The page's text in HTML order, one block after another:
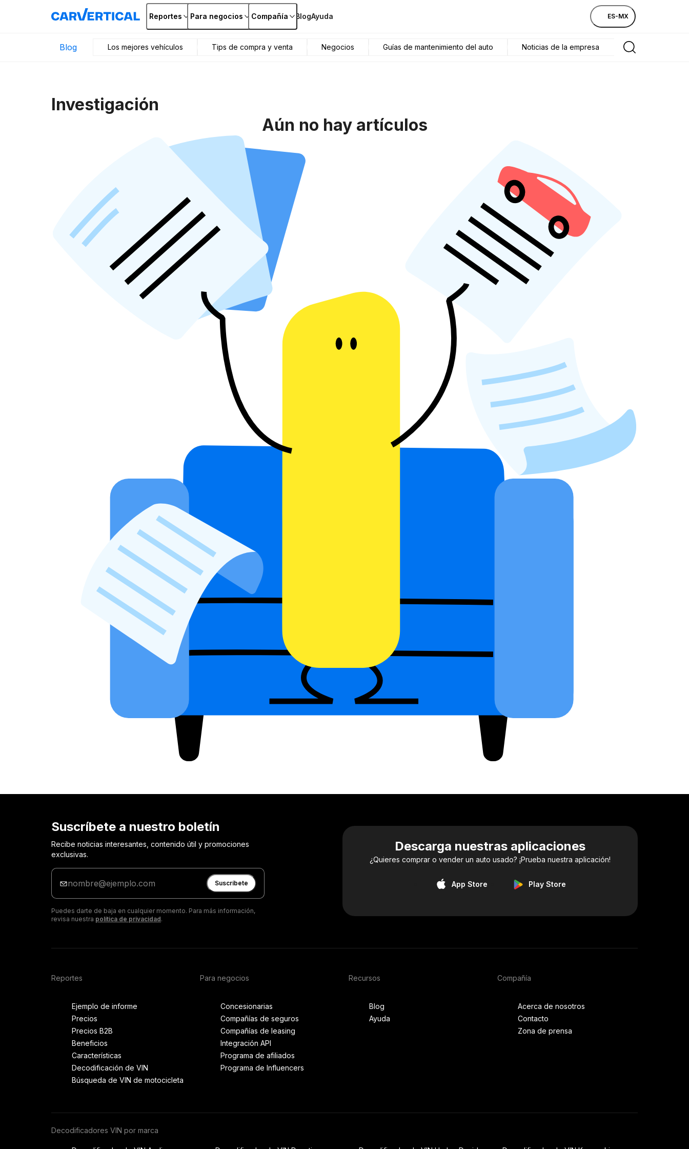
Reportes Para negocios Compañía BlogAyuda ES-MX
Blog Los mejores vehículos Tips de compra y venta Negocios Guías de mantenimiento del auto Noticias de la empresa
Investigación
Aún no hay artículos
Suscríbete a nuestro boletín
Recibe noticias interesantes, contenido útil y promociones
exclusivas.
Ingrese
correo
Suscríbete
Puedes darte de baja en cualquier momento. Para más información,
revisa nuestra política de privacidad.
Descarga nuestras aplicaciones
¿Quieres comprar o vender un auto usado? ¡Prueba nuestra aplicación!
App Store Play Store
Reportes
Ejemplo de informe
Precios
Precios B2B
Beneficios
Características
Decodificación de VIN
Búsqueda de VIN de motocicleta
Para negocios
Concesionarias
Compañías de seguros
Compañías de leasing
Integración API
Programa de afiliados
Programa de Influencers
Recursos
Blog
Ayuda
Compañía
Acerca de nosotros
Contacto
Zona de prensa
Decodificadores VIN por marca